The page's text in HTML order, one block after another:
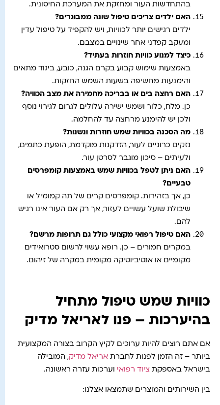
בהתחדשות העור ומחזקת את המערכת החיסונית.
האם ילדים צריכים טיפול שונה ממבוגרים ?
ילדים רגישים יותר לכוויות, ויש להקפיד על טיפול עדין
ומעקב קפדני אחר שינויים במצבם.
כיצד למנוע כוויות חוזרות בעתיד?
באמצעות שימוש קבוע בקרם הגנה, כובע, ביגוד מתאים
והימנעות מחשיפה בשעות השמש החזקות.
האם רחצה בים או בבריכה מחמירה את מצב הכוויה?
כן. מלח, כלור ושמש ישירה עלולים לגרום לגירוי נוסף
ולכן יש להימנע מרחצה עד להחלמה.
מה הסכנה בכוויות שמש חוזרות ונשנות?
נזקים כרוניים לעור, הזדקנות מוקדמת, הופעת כתמים,
ולעיתים – סיכון מוגבר לסרטן עור.
האם ניתן לטפל בכוויות שמש באמצעות קומפרסים
טבעיים ?
כן, אך בזהירות. קומפרסים קרים של תה קמומיל או
שיבולת שועל עשויים לעזור, אך רק אם העור אינו רגיש
להם.
האם טיפול רפואי מקצועי כולל גם תרופות מרשם ?
במקרים חמורים – כן. רופא עשוי לרשום סטרואידים
מקומיים או אנטיביוטיקה מקומית במקרה של זיהום.
כוויות שמש טיפול מתחיל
בהיערכות – פנו לאריאל מדיק
אם אתם רוצים להיות ערוכים לקיץ הקרוב בצורה המקצועית
ביותר – זה הזמן לפנות לחברת אריאל מדיק, המובילה
בישראל באספקת ציוד רפואי וערכות עזרה ראשונה.
בין השירותים והמוצרים שתמצאו אצלנו: